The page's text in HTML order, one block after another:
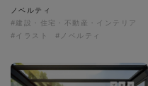
ノベルティ
#建設・住宅・不動産・インテリア
#イラスト
#ノベルティ